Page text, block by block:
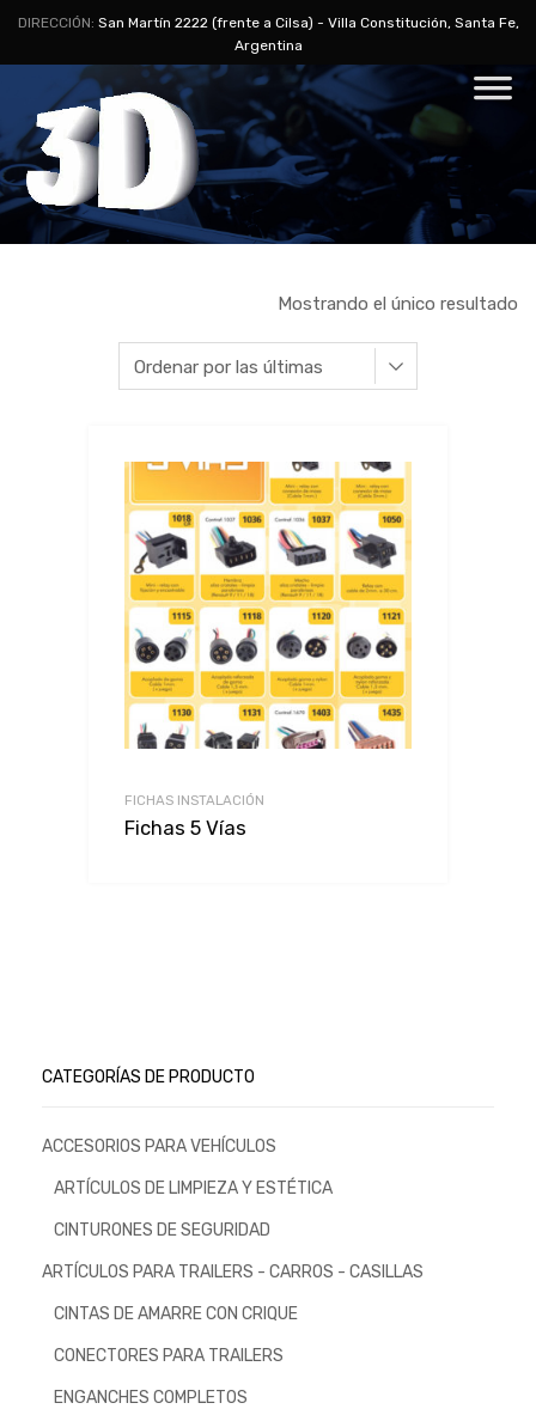
DIRECCIÓN: San Martín 2222 (frente a Cilsa) - Villa Constitución, Santa Fe,
Argentina
Mostrando el único resultado
FICHAS INSTALACIÓN
Fichas 5 Vías
CATEGORÍAS DE PRODUCTO
ACCESORIOS PARA VEHÍCULOS
ARTÍCULOS DE LIMPIEZA Y ESTÉTICA
CINTURONES DE SEGURIDAD
ARTÍCULOS PARA TRAILERS - CARROS - CASILLAS
CINTAS DE AMARRE CON CRIQUE
CONECTORES PARA TRAILERS
ENGANCHES COMPLETOS